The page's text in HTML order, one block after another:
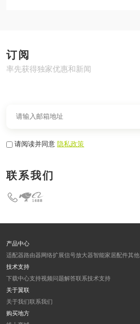
订阅
率先获得独家优惠和新闻
请阅读并同意隐私政策
联系我们
产品中心
适配器路由器 网络扩展信号放大器智能家居配件其他
技术支持
下载中心支持视频问题解答联系技术支持
关于翼联
关于我们联系我们
购买地方